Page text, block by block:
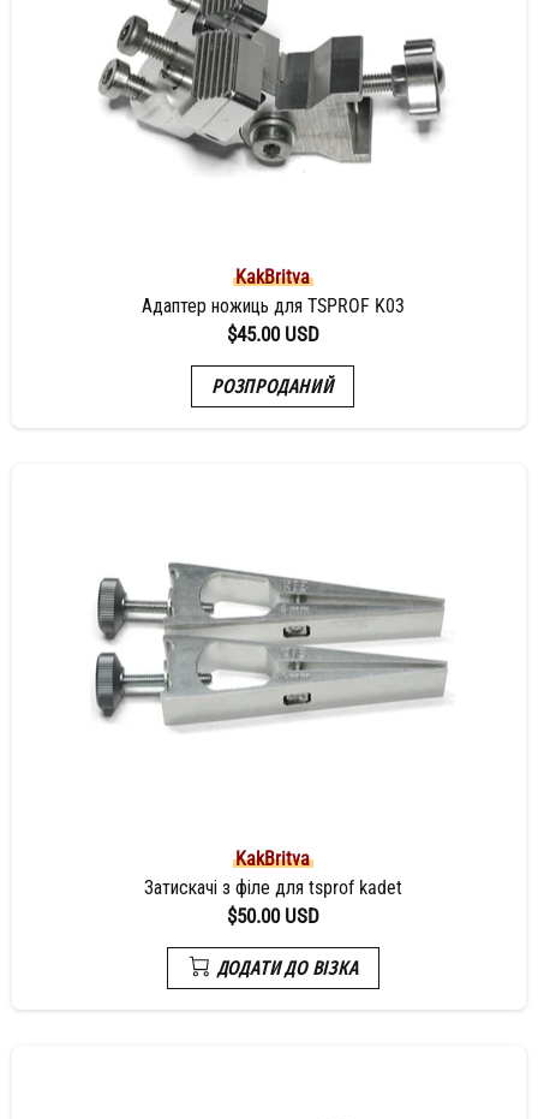
KakBritva
Адаптер ножиць для TSPROF K03
$45.00 USD
РОЗПРОДАНИЙ
KakBritva
Затискачі з філе для tsprof kadet
$50.00 USD
ДОДАТИ ДО ВІЗКА